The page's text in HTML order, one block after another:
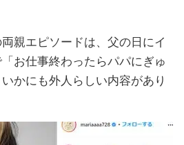
親エピソードは、父の日にイ
お仕事終わったらパパにぎゅ
かにも外人らしい内容があり